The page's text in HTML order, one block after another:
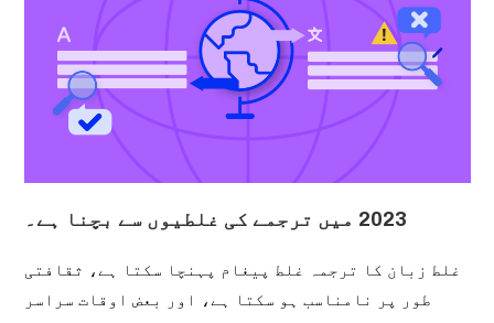
2023 میں ترجمے کی غلطیوں سے بچنا ہے۔
غلط زبان کا ترجمہ غلط پیغام پہنچا سکتا ہے، ثقافتی
طور پر نامناسب ہو سکتا ہے، اور بعض اوقات سراسر